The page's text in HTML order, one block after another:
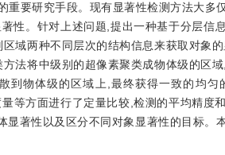
要研究手段。现有显著性检测方法大多
性。针对上述问题,提出一种基于分层信
域两种不同层次的结构信息来获取对象
法将中级别的超像素聚类成物体级的区
到物体级的区域上,最终获得一致的均匀
等方面进行了定量比较,检测的平均精度
著性以及区分不同对象显著性的目标。